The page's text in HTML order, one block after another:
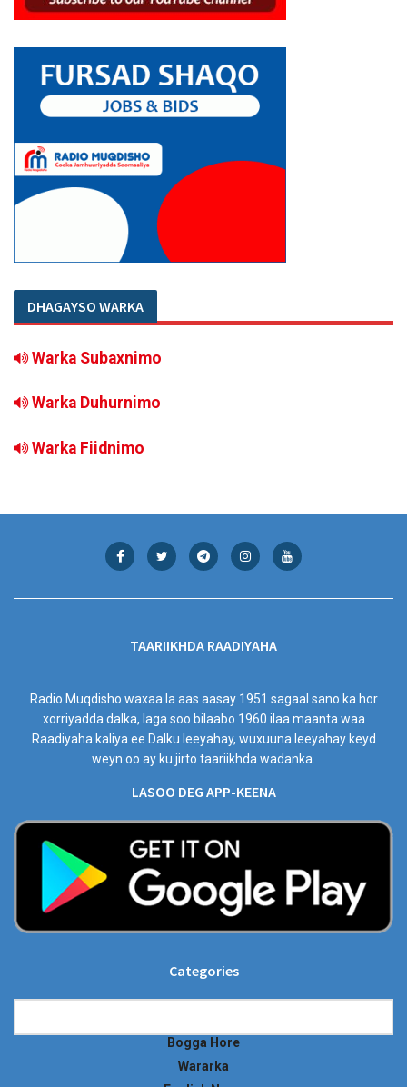
DHAGAYSO WARKA
Warka Subaxnimo
Warka Duhurnimo
Warka Fiidnimo
TAARIIKHDA RAADIYAHA
Radio Muqdisho waxaa la aas aasay 1951 sagaal sano ka hor
xorriyadda dalka, laga soo bilaabo 1960 ilaa maanta waa
Raadiyaha kaliya ee Dalku leeyahay, wuxuuna leeyahay keyd
weyn oo ay ku jirto taariikhda wadanka.
LASOO DEG APP-KEENA
Categories
Bogga Hore
Wararka